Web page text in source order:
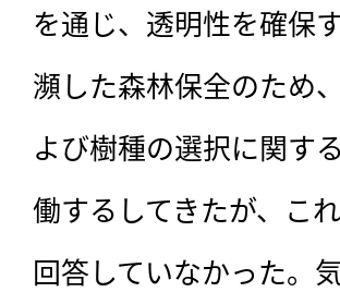
を通じ、透明性を確保
瀕した森林保全のため
よび樹種の選択に関す
働するしてきたが、こ
回答していなかった。